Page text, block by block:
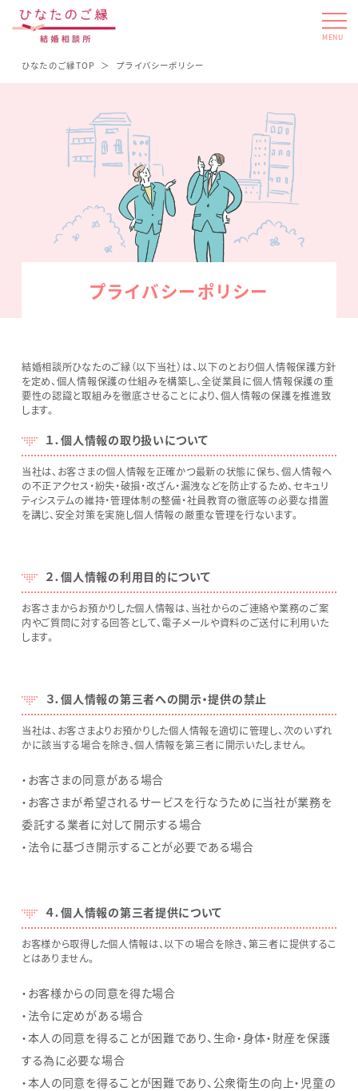
MENU
ひなたのご縁TOP プライバシーポリシー
プライバシーポリシー
結婚相談所ひなたのご縁（以下当社）は、以下のとおり個人情報保護方針
を定め、個人情報保護の仕組みを構築し、全従業員に個人情報保護の重
要性の認識と取組みを徹底させることにより、個人情報の保護を推進致
します。
１．個人情報の取り扱いについて
当社は、お客さまの個人情報を正確かつ最新の状態に保ち、個人情報へ
の不正アクセス・紛失・破損・改ざん・漏洩などを防止するため、セキュリ
ティシステムの維持・管理体制の整備・社員教育の徹底等の必要な措置
を講じ、安全対策を実施し個人情報の厳重な管理を行ないます。
２．個人情報の利用目的について
お客さまからお預かりした個人情報は、当社からのご連絡や業務のご案
内やご質問に対する回答として、電子メールや資料のご送付に利用いた
します。
３．個人情報の第三者への開示・提供の禁止
当社は、お客さまよりお預かりした個人情報を適切に管理し、次のいずれ
かに該当する場合を除き、個人情報を第三者に開示いたしません。
・お客さまの同意がある場合
・お客さまが希望されるサービスを行なうために当社が業務を
委託する業者に対して開示する場合
・法令に基づき開示することが必要である場合
４．個人情報の第三者提供について
お客様から取得した個人情報は、以下の場合を除き、第三者に提供するこ
とはありません。
・お客様からの同意を得た場合
・法令に定めがある場合
・本人の同意を得ることが困難であり、生命・身体・財産を保護
する為に必要な場合
・本人の同意を得ることが困難であり、公衆衛生の向上・児童の